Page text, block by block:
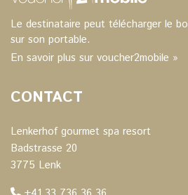
Le destinataire peut télécharger le
sur son portable.
En savoir plus sur voucher2mobile »
CONTACT
Lenkerhof gourmet spa resort
Badstrasse 20
3775 Lenk